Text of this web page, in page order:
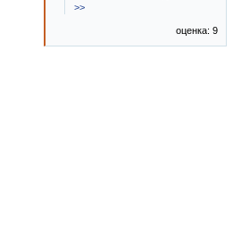
>>
оценка: 9